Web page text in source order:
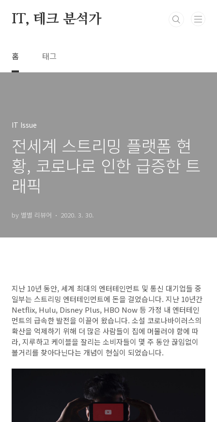
IT, 테크 분석가
홈 태그
IT Issue
전세계 스트리밍 플랫폼 현
황, 코로나로 인한 급증한 트
래픽
by 별별 리뷰어 2020. 3. 30.
지난 10년 동안, 세계 최대의 엔터테인먼트 및 통신 대기업들 중
일부는 스트리밍 엔터테인먼트에 돈을 걸었습니다. 지난 10년간
Netflix, Hulu, Disney Plus, HBO Now 등 가정 내 엔터테인
먼트의 급속한 발전을 이끌어 왔습니다. 소설 코로나바이러스의
확산을 억제하기 위해 더 많은 사람들이 집에 머물러야 함에 따
라, 지루하고 케이블을 잘리는 소비자들이 몇 주 동안 끊임없이
볼거리를 찾아다닌다는 개념이 현실이 되었습니다.